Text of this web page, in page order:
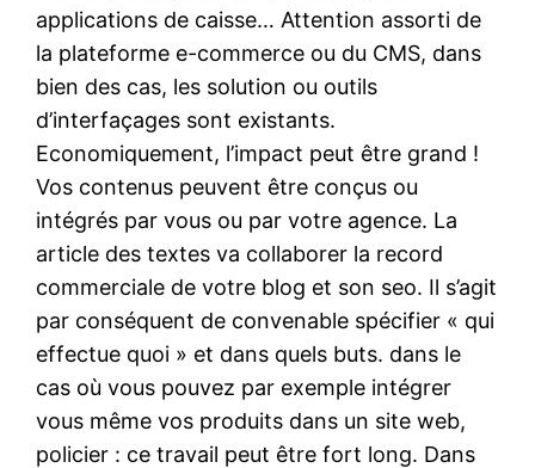
applications de caisse… Attention assorti de
la plateforme e-commerce ou du CMS, dans
bien des cas, les solution ou outils
d’interfaçages sont existants.
Economiquement, l’impact peut être grand !
Vos contenus peuvent être conçus ou
intégrés par vous ou par votre agence. La
article des textes va collaborer la record
commerciale de votre blog et son seo. Il s’agit
par conséquent de convenable spécifier « qui
effectue quoi » et dans quels buts. dans le
cas où vous pouvez par exemple intégrer
vous même vos produits dans un site web,
policier : ce travail peut être fort long. Dans